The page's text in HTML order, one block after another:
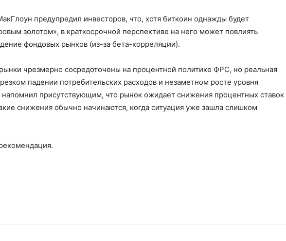
предупредил инвесторов, что, хотя биткоин однажды будет
золотом», в краткосрочной перспективе на него может повлиять
фондовых рынков (из-за бета-корреляции).
чрезмерно сосредоточены на процентной политике ФРС, но реальная
падении потребительских расходов и незаметном росте уровня
присутствующим, что рынок ожидает снижения процентных ставок
снижения обычно начинаются, когда ситуация уже зашла слишком